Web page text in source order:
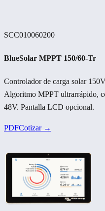
SCC010060200
BlueSolar MPPT 150/60-Tr
Controlador de carga solar
Algoritmo MPPT ultrarrápido,
48V. Pantalla LCD opcional.
PDFCotizar →